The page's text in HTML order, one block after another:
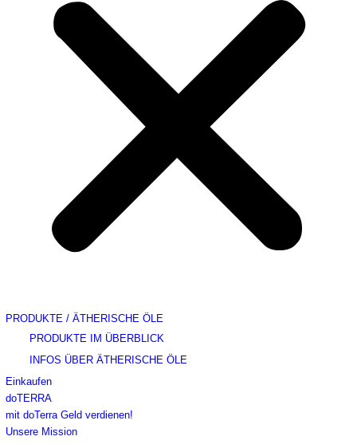
PRODUKTE / ÄTHERISCHE ÖLE
PRODUKTE IM ÜBERBLICK
INFOS ÜBER ÄTHERISCHE ÖLE
Einkaufen
doTERRA
mit doTerra Geld verdienen!
Unsere Mission